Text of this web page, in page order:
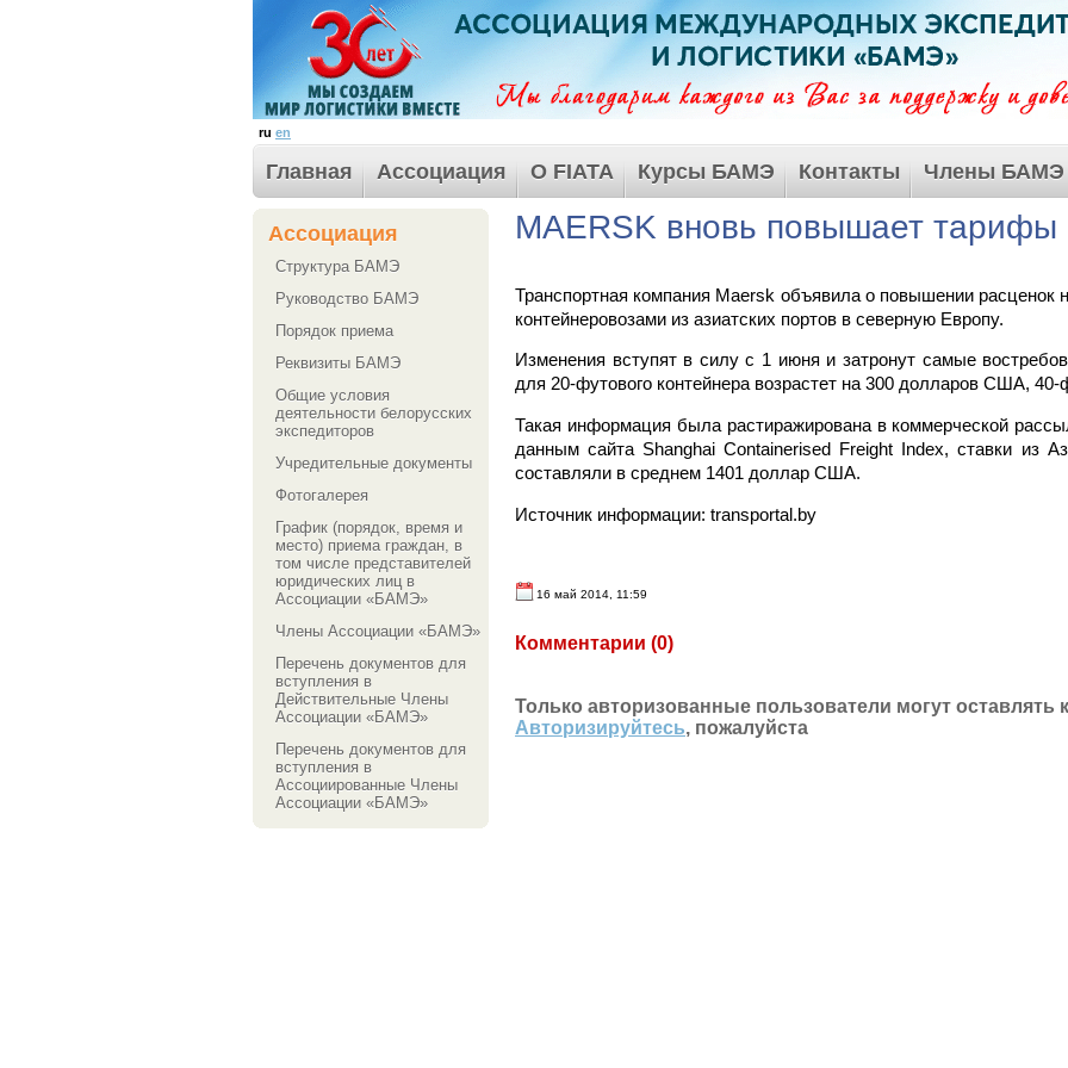
ru en
Главная Ассоциация О FIATA Курсы БАМЭ Контакты Члены БАМЭ
Ассоциация
Структура БАМЭ
Руководство БАМЭ
Порядок приема
Реквизиты БАМЭ
Общие условия
деятельности белорусских
экспедиторов
Учредительные документы
Фотогалерея
График (порядок, время и
место) приема граждан, в
том числе представителей
юридических лиц в
Ассоциации «БАМЭ»
Члены Ассоциации «БАМЭ»
Перечень документов для
вступления в
Действительные Члены
Ассоциации «БАМЭ»
Перечень документов для
вступления в
Ассоциированные Члены
Ассоциации «БАМЭ»
MAERSK вновь повышает тарифы
Транспортная компания Maersk объявила о повышении расценок
контейнеровозами из азиатских портов в северную Европу.
Изменения вступят в силу с 1 июня и затронут самые
для 20-футового контейнера возрастет на 300 долларов США, 40-
Такая информация была растиражирована в коммерческой
данным сайта Shanghai Containerised Freight Index, ставки из
составляли в среднем 1401 доллар США.
Источник информации: transportal.by
16 май 2014, 11:59
Комментарии (0)
Только авторизованные пользователи могут оставлять
Авторизируйтесь, пожалуйста